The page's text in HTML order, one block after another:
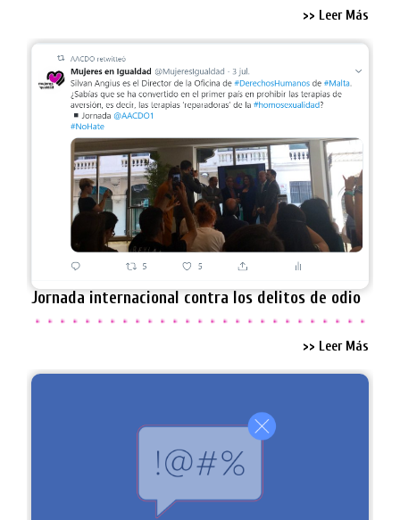
>> Leer Más
Jornada internacional contra los delitos de odio
>> Leer Más